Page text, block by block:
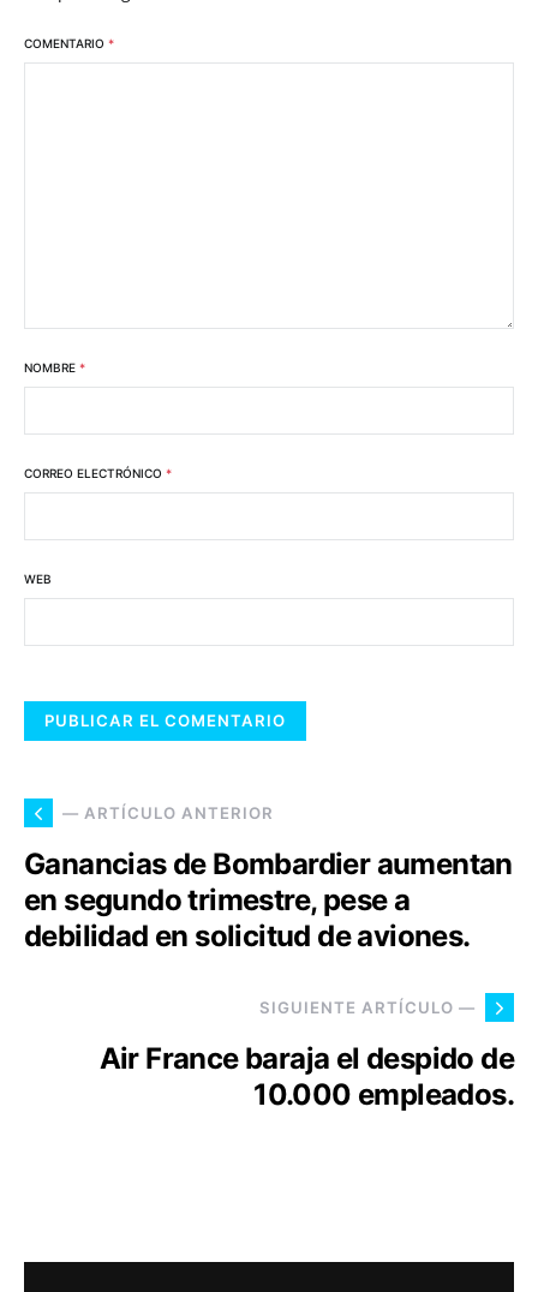
COMENTARIO *
NOMBRE *
CORREO ELECTRÓNICO *
WEB
— ARTÍCULO ANTERIOR
Ganancias de Bombardier aumentan
en segundo trimestre, pese a
debilidad en solicitud de aviones.
SIGUIENTE ARTÍCULO —
Air France baraja el despido de
10.000 empleados.